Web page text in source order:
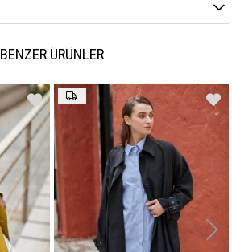
BENZER ÜRÜNLER